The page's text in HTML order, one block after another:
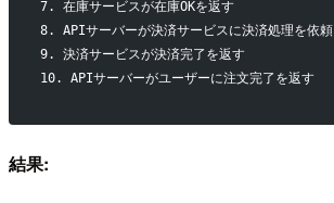
7. 在庫サービスが在庫OKを返す
8. APIサーバーが決済サービスに決済処理を依頼
9. 決済サービスが決済完了を返す
10. APIサーバーがユーザーに注文完了を返す
結果: